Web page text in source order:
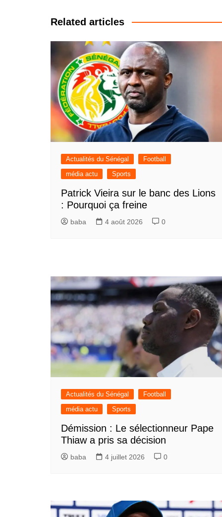
l’article
Related articles
Actualités du Sénégal
Football
média actu
Sports
Patrick Vieira sur le banc des Lions
: Pourquoi ça freine
baba 4 août 2026 0
Actualités du Sénégal
Football
média actu
Sports
Démission : Le sélectionneur Pape
Thiaw a pris sa décision
baba 4 juillet 2026 0